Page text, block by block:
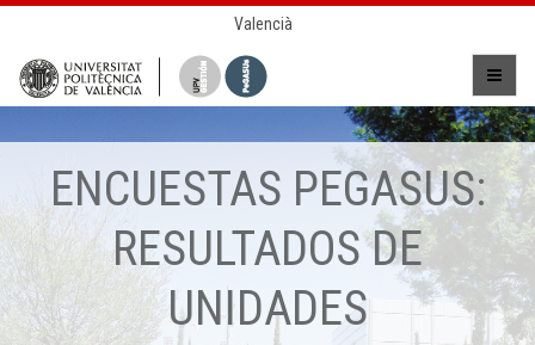
Valencià
ENCUESTAS PEGASUS:
RESULTADOS DE
UNIDADES